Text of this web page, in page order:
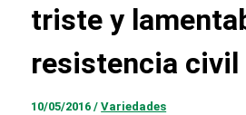
triste y
resistencia civil
10/05/2016/Variedades